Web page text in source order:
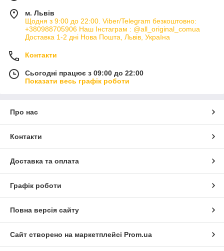
м. Львів
Щодня з 9:00 до 22:00. Viber/Telegram безкоштовно:
+380988705906 Наш Інстаграм : @all_original_comua
Доставка 1-2 дні Нова Пошта, Львів, Україна
Контакти
Сьогодні працює з 09:00 до 22:00
Показати весь графік роботи
Про нас
Контакти
Доставка та оплата
Графік роботи
Повна версія сайту
Сайт створено на маркетплейсі Prom.ua